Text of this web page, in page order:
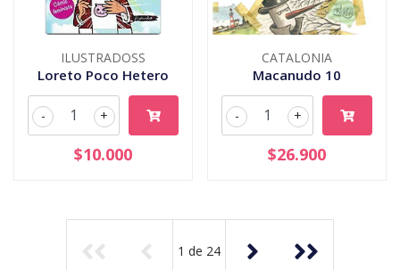
ILUSTRADOSS
Loreto Poco Hetero
+
-
$10.000
CATALONIA
Macanudo 10
+
-
$26.900
1 de 24